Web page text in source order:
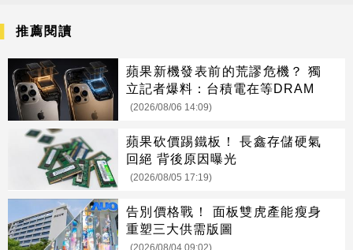
推薦閱讀
蘋果新機發表前的荒謬危機？ 獨
立記者爆料：台積電在等DRAM
(2026/08/06 14:09)
蘋果砍價踢鐵板！ 長鑫存儲硬氣
回絕 背後原因曝光
(2026/08/05 17:19)
告別價格戰！ 面板雙虎產能瘦身
重塑三大供需版圖
(2026/08/04 09:02)